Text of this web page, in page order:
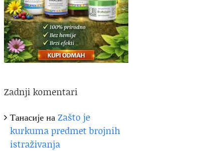
Zadnji komentari
ТанасијенаZašto je
kurkuma predmet brojnih
istraživanja